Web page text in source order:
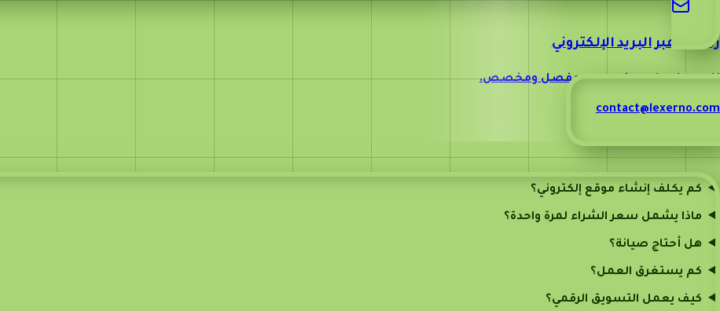
راسلنا عبر البريد الإلكتروني
للحصول على عرض سعر مفصل ومخصص.
contact@lexerno.com
الأسئلة الشائعة
كم يكلف إنشاء موقع إلكتروني؟
ماذا يشمل سعر الشراء لمرة واحدة؟
هل أحتاج صيانة؟
كم يستغرق العمل؟
كيف يعمل التسويق الرقمي؟